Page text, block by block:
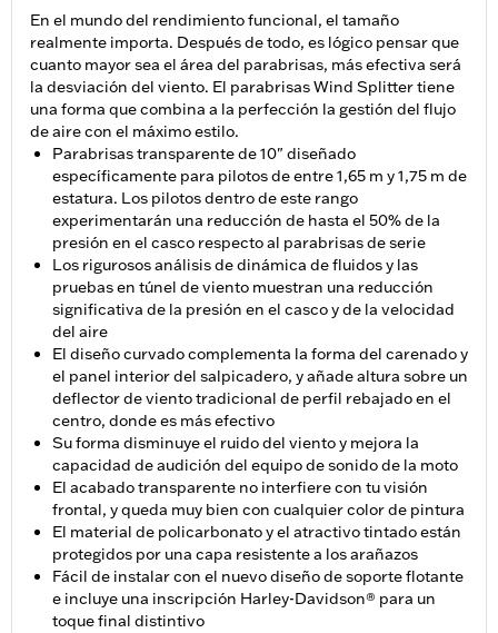
En el mundo del rendimiento funcional, el tamaño
realmente importa. Después de todo, es lógico pensar que
cuanto mayor sea el área del parabrisas, más efectiva será
la desviación del viento. El parabrisas Wind Splitter tiene
una forma que combina a la perfección la gestión del flujo
de aire con el máximo estilo.
Parabrisas transparente de 10" diseñado
específicamente para pilotos de entre 1,65 m y 1,75 m de
estatura. Los pilotos dentro de este rango
experimentarán una reducción de hasta el 50% de la
presión en el casco respecto al parabrisas de serie
Los rigurosos análisis de dinámica de fluidos y las
pruebas en túnel de viento muestran una reducción
significativa de la presión en el casco y de la velocidad
del aire
El diseño curvado complementa la forma del carenado y
el panel interior del salpicadero, y añade altura sobre un
deflector de viento tradicional de perfil rebajado en el
centro, donde es más efectivo
Su forma disminuye el ruido del viento y mejora la
capacidad de audición del equipo de sonido de la moto
El acabado transparente no interfiere con tu visión
frontal, y queda muy bien con cualquier color de pintura
El material de policarbonato y el atractivo tintado están
protegidos por una capa resistente a los arañazos
Fácil de instalar con el nuevo diseño de soporte flotante
e incluye una inscripción Harley-Davidson® para un
toque final distintivo